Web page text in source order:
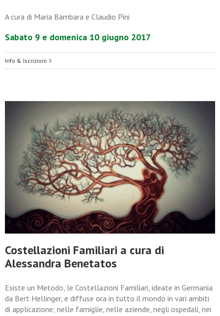
A cura di Maria Bambara e Claudio Pini
Sabato 9 e domenica 10 giugno 2017
Info & Iscrizioni
Costellazioni Familiari a cura di
Alessandra Benetatos
Esiste un Metodo, le Costellazioni Familiari, ideate in Germania
da Bert Hellinger, e diffuse ora in tutto il mondo in vari ambiti
di applicazione; nelle famiglie, nelle aziende, negli ospedali, nei